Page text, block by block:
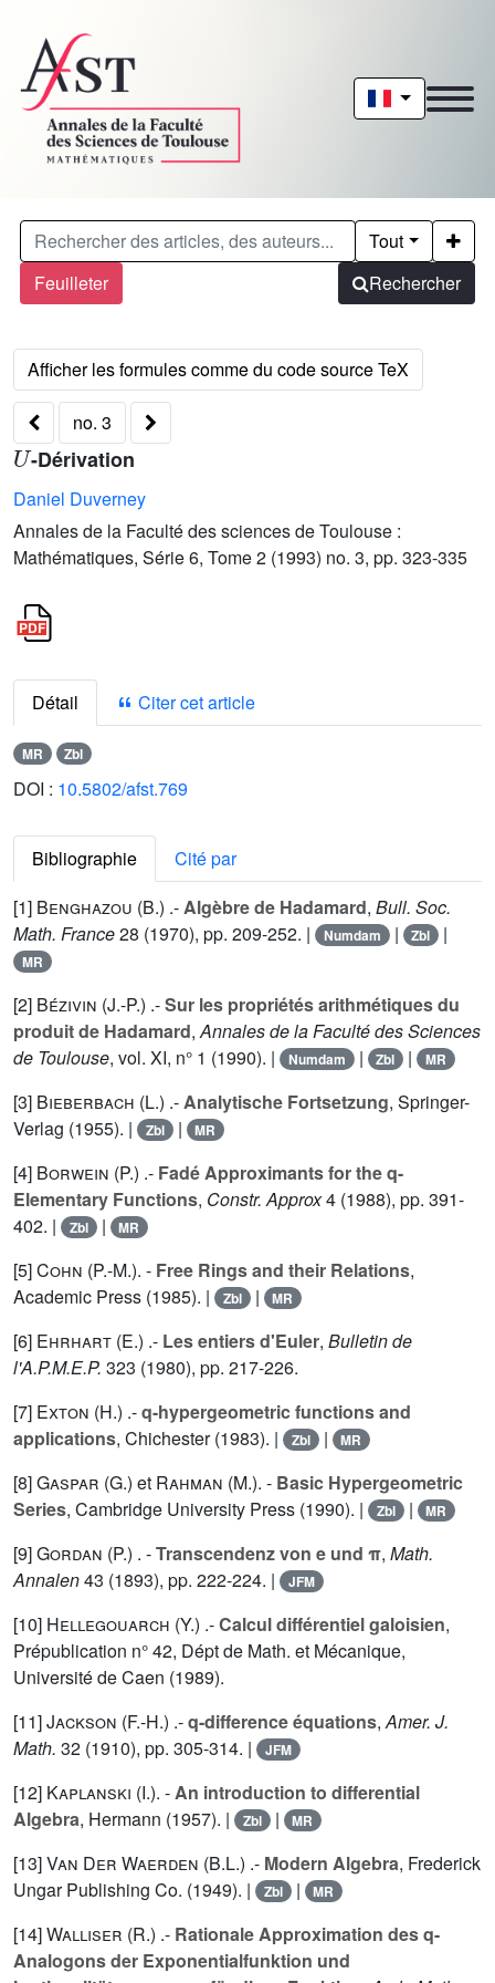
Feuilleter
Tout
Rechercher
no. 3
U
-Dérivation
Daniel Duverney
Annales de la Faculté des sciences de Toulouse :
Mathématiques, Série 6, Tome 2 (1993) no. 3, pp. 323-335
Détail Citer cet article
MR Zbl
DOI : 10.5802/afst.769
Bibliographie
Cité par
[1] Benghazou (B.) .-Algèbre de Hadamard, Bull. Soc.
Math. France28 (1970), pp. 209-252. | Numdam | Zbl |
MR
[2] Bézivin (J.-P.) .-Sur les propriétés arithmétiques du
produit de Hadamard,Annales de la Faculté des Sciences
de Toulouse, vol. XI, n° 1 (1990). | Numdam | Zbl | MR
[3] Bieberbach (L.) .-Analytische Fortsetzung, Springer-
Verlag (1955). |
Zbl | MR
[4] Borwein (P.) .- Fadé Approximants for the q-
Elementary Functions, Constr. Approx4 (1988), pp. 391-
402. |
Zbl | MR
[5]Cohn (P.-M.). - Free Rings and their Relations,
Academic Press (1985). |
Zbl | MR
[6] Ehrhart (E.) .- Les entiers d'Euler, Bulletin de
l'A.P.M.E.P. 323 (1980), pp. 217-226.
[7] Exton (H.) .-q-hypergeometric functions and
applications, Chichester (1983). | Zbl | MR
[8]Gaspar (G.) et Rahman (M.). - Basic Hypergeometric
Series, Cambridge University Press (1990). | Zbl | MR
[9]Gordan (P.) . -Transcendenz von e und π, Math.
Annalen43 (1893), pp. 222-224. | JFM
[10] Hellegouarch (Y.) .-Calcul différentiel galoisien,
Prépublication n° 42, Dépt de Math. et Mécanique,
Université de Caen (1989).
[11]Jackson (F.-H.) .-q-difference équations,Amer. J.
Math. 32 (1910), pp. 305-314. | JFM
[12] Kaplanski (I.). -An introduction to differential
Algebra, Hermann (1957). | Zbl | MR
[13]Van Der Waerden (B.L.) .- Modern Algebra, Frederick
Ungar Publishing Co. (1949). |
Zbl | MR
[14]Walliser (R.) .- Rationale Approximation des q-
Analogons der Exponentialfunktion und